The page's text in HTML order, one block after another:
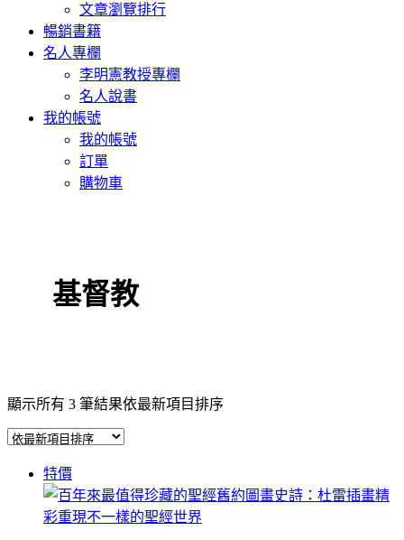
文章瀏覽排行
暢銷書籍
名人專欄
李明憲教授專欄
名人說書
我的帳號
我的帳號
訂單
購物車
基督教
顯示所有 3 筆結果依最新項目排序
特價